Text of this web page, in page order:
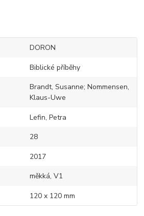
DORON
Biblické příběhy
Brandt, Susanne; Nommensen,
Klaus-Uwe
Lefin, Petra
28
2017
měkká, V1
120 x 120 mm